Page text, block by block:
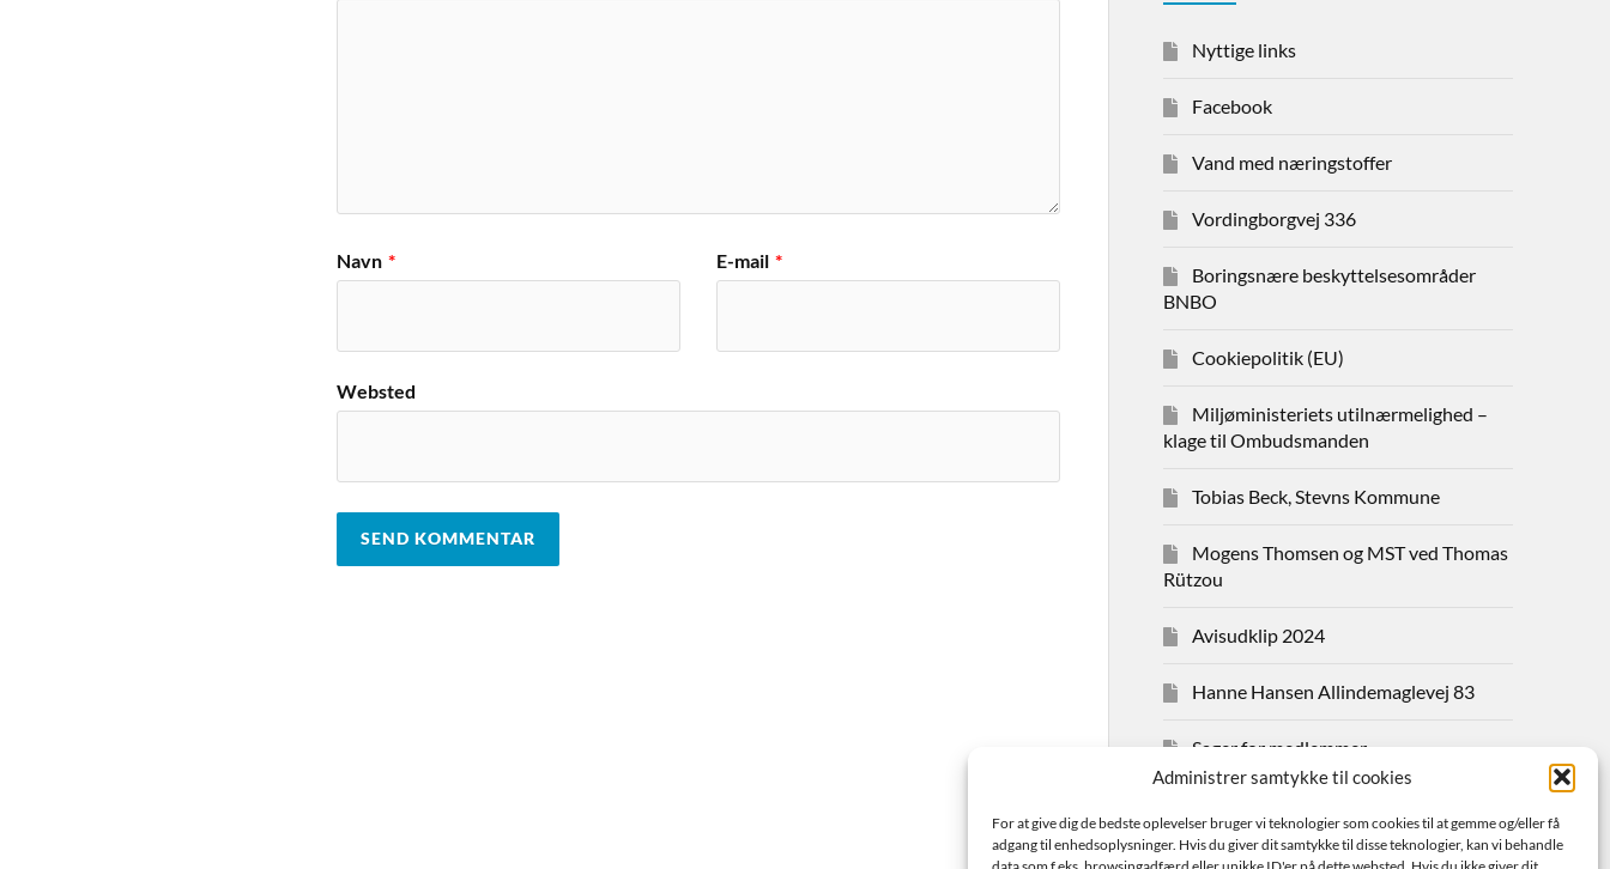
Administrer samtykke til cookies
For at give dig de bedste oplevelser bruger vi teknologier som cookies til at gemme og/eller få
adgang til enhedsoplysninger. Hvis du giver dit samtykke til disse teknologier, kan vi behandle
Navn * E-mail *
Websted
Nyttige links
Facebook
Vand med næringstoffer
Vordingborgvej 336
Boringsnære beskyttelsesområder
BNBO
Cookiepolitik (EU)
Miljøministeriets utilnærmelighed –
klage til Ombudsmanden
Tobias Beck, Stevns Kommune
Mogens Thomsen og MST ved Thomas
Rützou
Avisudklip 2024
Hanne Hansen Allindemaglevej 83
Sager for medlemmer
Avisudklip 2026